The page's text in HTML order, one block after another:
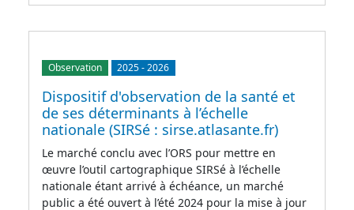
Observation 2025-2026
Dispositif d'observation de la santé et
de ses déterminants à l’échelle
nationale (SIRSé : sirse.atlasante.fr)
Le marché conclu avec l’ORS pour mettre en
œuvre l’outil cartographique SIRSé à l’échelle
nationale étant arrivé à échéance, un marché
public a été ouvert à l’été 2024 pour la mise à jour